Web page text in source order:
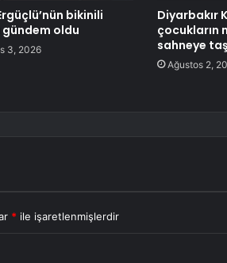
bikinili
gündem oldu
3, 2026
Diyarbakır
çocukların
sahneye
Ağustos 2,
* ile işaretlenmişlerdir